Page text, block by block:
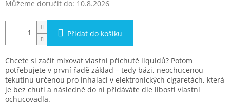
Můžeme doručit do: 10.8.2026
Přidat do košíku
Chcete si začít mixovat vlastní příchutě liquidů? Potom
potřebujete v první řadě základ – tedy bázi, neochucenou
tekutinu určenou pro inhalaci v elektronických cigaretách, která
je bez chuti a následně do ní přidáváte dle libosti vlastní
ochucovadla.